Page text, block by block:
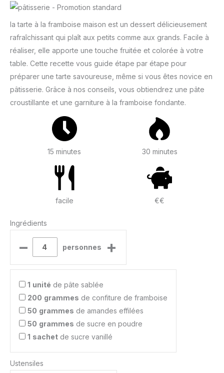
la tarte à la framboise maison est un dessert délicieusement
rafraîchissant qui plaît aux petits comme aux grands. Facile à
réaliser, elle apporte une touche fruitée et colorée à votre
table. Cette recette vous guide étape par étape pour
préparer une tarte savoureuse, même si vous êtes novice en
pâtisserie. Grâce à nos conseils, vous obtiendrez une pâte
croustillante et une garniture à la framboise fondante.
15 minutes 30 minutes
facile €€
Ingrédients
– personnes +
1 unité de pâte sablée
200 grammes de confiture de framboise
50 grammes de amandes effilées
50 grammes de sucre en poudre
1 sachet de sucre vanillé
Ustensiles